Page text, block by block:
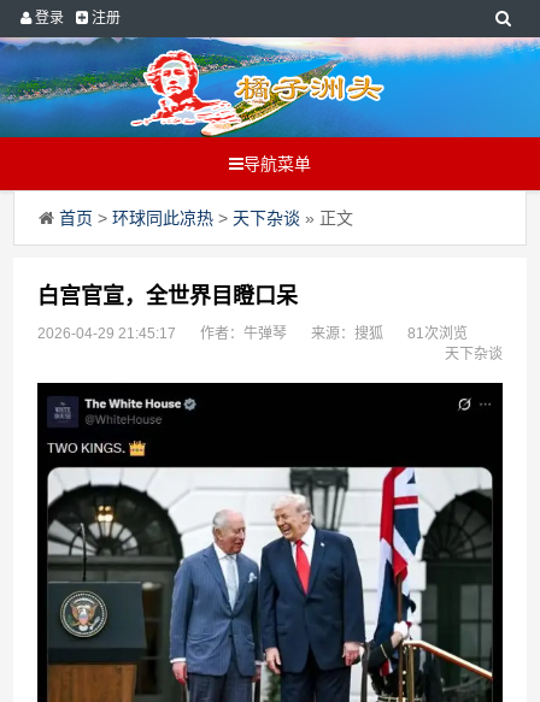
登录 注册
导航菜单
首页 >环球同此凉热 > 天下杂谈 » 正文
白宫官宣，全世界目瞪口呆
2026-04-29 21:45:17 作者：牛弹琴 来源：搜狐
81次浏览
天下杂谈